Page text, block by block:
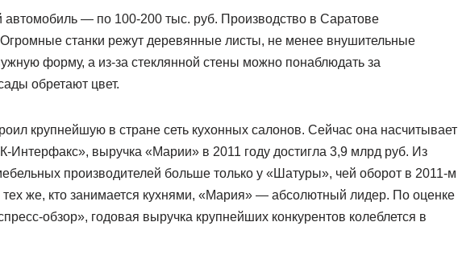
автомобиль — по 100-200 тыс. руб. Производство в Саратове
станки режут деревянные листы, не менее внушительные
форму, а из-за стеклянной стены можно понаблюдать за
обретают цвет.
крупнейшую в стране сеть кухонных салонов. Сейчас она насчитывает
выручка «Марии» в 2011 году достигла 3,9 млрд руб. Из
производителей больше только у «Шатуры», чей оборот в 2011-м
же, кто занимается кухнями, «Мария» — абсолютный лидер. По оценке
обзор», годовая выручка крупнейших конкурентов колеблется в